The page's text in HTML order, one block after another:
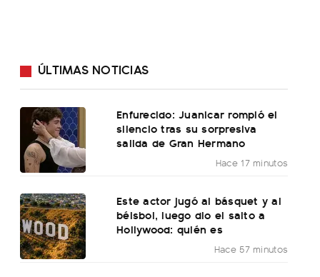
ÚLTIMAS NOTICIAS
Enfurecido: Juanicar rompió el
silencio tras su sorpresiva
salida de Gran Hermano
Hace 17 minutos
Este actor jugó al básquet y al
béisbol, luego dio el salto a
Hollywood: quién es
Hace 57 minutos